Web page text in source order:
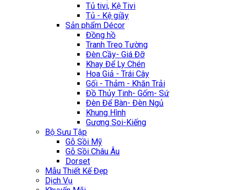
Tủ tivi, Kệ Tivi
Tủ - Kệ giầy
Sản phẩm Décor
Đồng hồ
Tranh Treo Tường
Đèn Cầy- Giá Đỡ
Khay Để Ly Chén
Hoa Giả - Trái Cây
Gối - Thảm - Khăn Trải
Đồ Thủy Tinh- Gốm- Sứ
Đèn Để Bàn- Đèn Ngủ
Khung Hình
Gương Soi-Kiếng
Bộ Sưu Tập
Gỗ Sồi Mỹ
Gỗ Sồi Châu Âu
Dorset
Mẫu Thiết Kế Đẹp
Dịch Vụ